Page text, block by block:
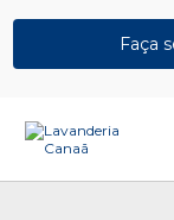
Faça